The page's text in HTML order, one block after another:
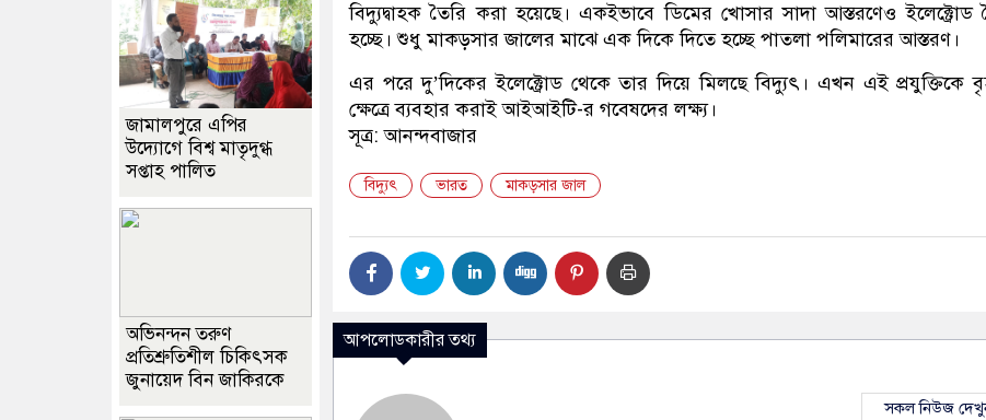
বিদ্যুদ্বাহক তৈরি করা হয়েছে। একইভাবে ডিমের খোসার সাদা আস্তরণেও ইলেক্ট্রোড
হচ্ছে। শুধু মাকড়সার জালের মাঝে এক দিকে দিতে হচ্ছে পাতলা পলিমারের আস্তরণ।
এর পরে দু’দিকের ইলেক্ট্রোড থেকে তার দিয়ে মিলছে বিদ্যুৎ। এখন এই প্রযুক্তিকে
ক্ষেত্রে ব্যবহার করাই আইআইটি-র গবেষদের লক্ষ্য।
সূত্র: আনন্দবাজার
বিদ্যুৎ ভারত মাকড়সার জাল
আপলোডকারীর তথ্য
সকল নিউজ
জামালপুরে এপির
উদ্যোগে বিশ্ব মাতৃদুগ্ধ
সপ্তাহ পালিত
অভিনন্দন তরুণ
প্রতিশ্রুতিশীল চিকিৎসক
জুনায়েদ বিন জাকিরকে